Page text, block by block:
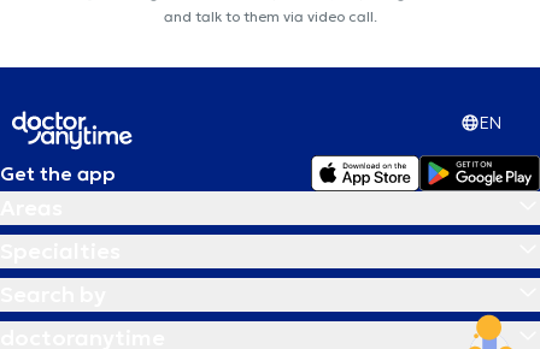
and talk to them via video call.
EN
Get the app